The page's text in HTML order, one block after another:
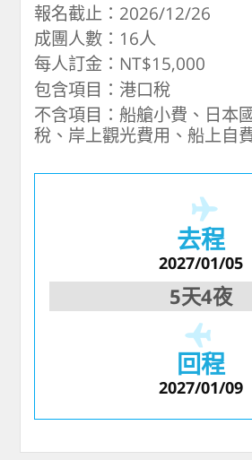
報名截止：2026/12/26
成團人數：16人
每人訂金：NT$15,000
包含項目：港口稅
不含項目：船艙小費、日本
稅、岸上觀光費用、船上自
去程
2027/01/05
5天4夜
回程
2027/01/09